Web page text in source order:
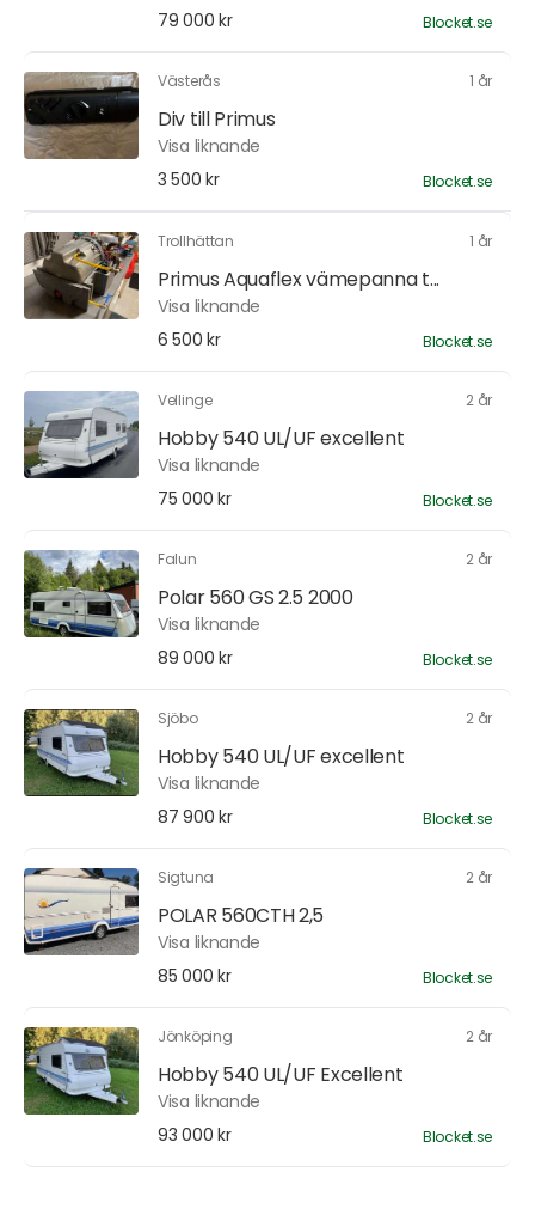
79 000 kr
Blocket.se
Västerås 1 år
Div till Primus
Visa liknande
3 500 kr
Blocket.se
Trollhättan 1 år
Primus Aquaflex vämepanna t...
Visa liknande
6 500 kr
Blocket.se
Vellinge 2 år
Hobby 540 UL/UF excellent
Visa liknande
75 000 kr
Blocket.se
Falun 2 år
Polar 560 GS 2.5 2000
Visa liknande
89 000 kr
Blocket.se
Sjöbo 2 år
Hobby 540 UL/UF excellent
Visa liknande
87 900 kr
Blocket.se
Sigtuna 2 år
POLAR 560CTH 2,5
Visa liknande
85 000 kr
Blocket.se
Jönköping 2 år
Hobby 540 UL/UF Excellent
Visa liknande
93 000 kr
Blocket.se